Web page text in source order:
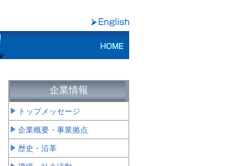
企業情報
トップメッセージ
企業概要・事業拠点
歴史・沿革